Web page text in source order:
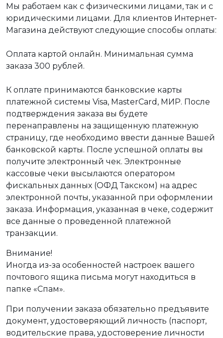
Мы работаем как с физическими лицами, так и с
юридическими лицами. Для клиентов Интернет-
Магазина действуют следующие способы оплаты:
Оплата картой онлайн. Минимальная сумма
заказа 300 рублей.
К оплате принимаются банковские карты
платежной системы Visa, MasterCard, МИР. После
подтверждения заказа вы будете
перенаправлены на защищенную платежную
страницу, где необходимо ввести данные Вашей
банковской карты. После успешной оплаты вы
получите электронный чек. Электронные
кассовые чеки высылаются оператором
фискальных данных (ОФД Такском) на адрес
электронной почты, указанной при оформлении
заказа. Информация, указанная в чеке, содержит
все данные о проведенной платежной
транзакции.
Внимание!
Иногда из-за особенностей настроек вашего
почтового ящика письма могут находиться в
папке «Спам».
При получении заказа обязательно предъявите
документ, удостоверяющий личность (паспорт,
водительские права, удостоверение личности